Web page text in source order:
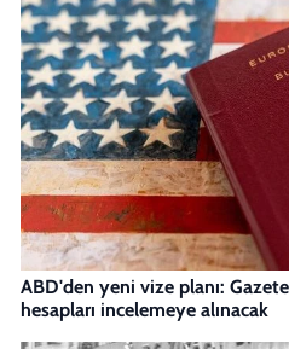
ABD'den yeni vize planı:
hesapları incelemeye alınacak